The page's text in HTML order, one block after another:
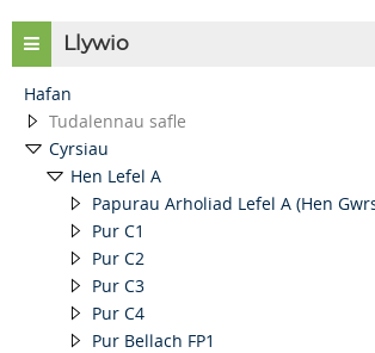
Llywio
Hafan
Tudalennau safle
Cyrsiau
Hen Lefel A
Papurau Arholiad Lefel A (Hen
Pur C1
Pur C2
Pur C3
Pur C4
Pur Bellach FP1